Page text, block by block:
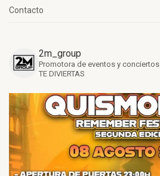
Contacto
2m_group
Promotora de eventos y conciertos
TE DIVIERTAS